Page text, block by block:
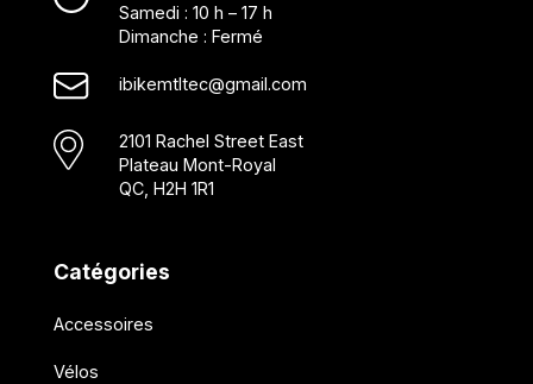
Samedi : 10 h – 17 h
Dimanche : Fermé
ibikemtltec@gmail.com
2101 Rachel Street East
Plateau Mont-Royal
QC, H2H 1R1
Catégories
Accessoires
Vélos